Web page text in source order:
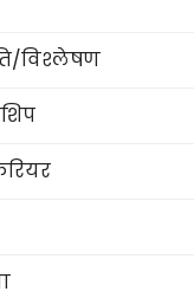
विश्लेषण